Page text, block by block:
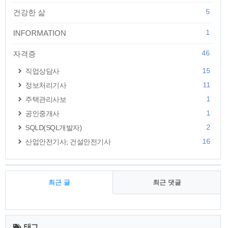
건강한 삶 5
INFORMATION 1
자격증 46
직업상담사
15
정보처리기사
11
주택관리사보
1
공인중개사
1
SQLD(SQL개발자)
2
산업안전기사; 건설안전기사
16
최근 글 최근 댓글
최
근